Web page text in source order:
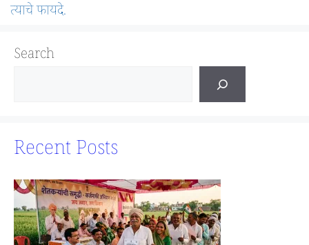
त्याचे फायदे.
Search
Recent Posts